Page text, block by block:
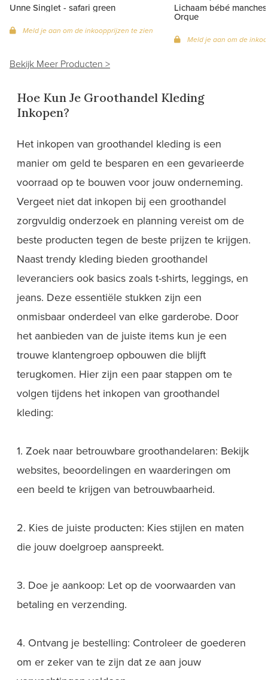
Unne Singlet - safari green
Meld je aan om de inkoopprijzen te zien
Lichaam bébé
Orque
Meld je aan om de
Bekijk Meer Producten >
Hoe Kun Je Groothandel Kleding
Inkopen?
Het inkopen van groothandel kleding is een
manier om geld te besparen en een gevarieerde
voorraad op te bouwen voor jouw onderneming.
Vergeet niet dat inkopen bij een groothandel
zorgvuldig onderzoek en planning vereist om de
beste producten tegen de beste prijzen te krijgen.
Naast trendy kleding bieden groothandel
leveranciers ook basics zoals t-shirts, leggings, en
jeans. Deze essentiële stukken zijn een
onmisbaar onderdeel van elke garderobe. Door
het aanbieden van de juiste items kun je een
trouwe klantengroep opbouwen die blijft
terugkomen. Hier zijn een paar stappen om te
volgen tijdens het inkopen van groothandel
kleding:
1. Zoek naar betrouwbare groothandelaren: Bekijk
websites, beoordelingen en waarderingen om
een beeld te krijgen van betrouwbaarheid.
2. Kies de juiste producten: Kies stijlen en maten
die jouw doelgroep aanspreekt.
3. Doe je aankoop: Let op de voorwaarden van
betaling en verzending.
4. Ontvang je bestelling: Controleer de goederen
om er zeker van te zijn dat ze aan jouw